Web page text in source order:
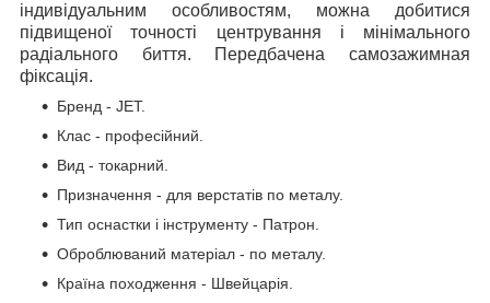
індивідуальним особливостям, можна добитися
підвищеної точності центрування і мінімального
радіального биття. Передбачена самозажимная
фіксація.
Бренд - JET.
Клас - професійний.
Вид - токарний.
Призначення - для верстатів по металу.
Тип оснастки і інструменту - Патрон.
Оброблюваний матеріал - по металу.
Країна походження - Швейцарія.